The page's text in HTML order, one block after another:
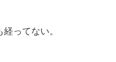
ってない。